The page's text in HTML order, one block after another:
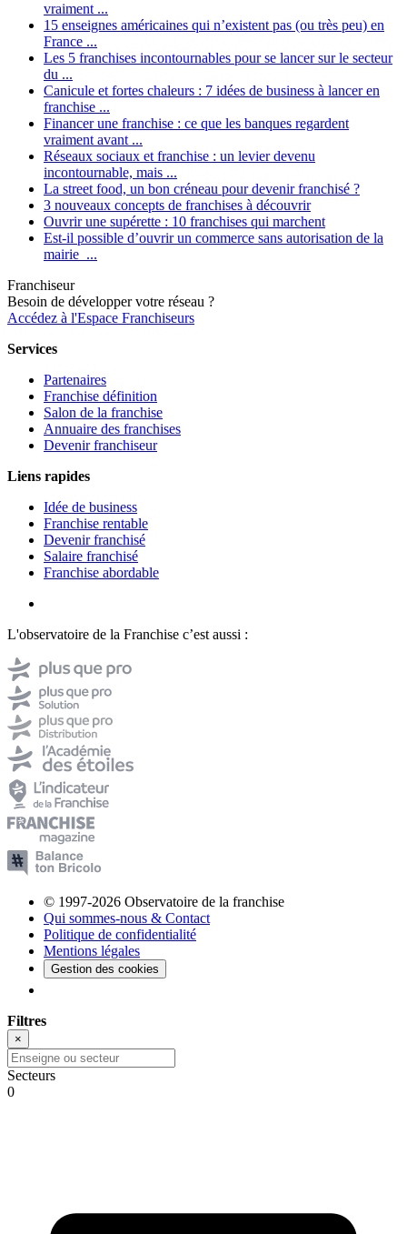
vraiment ...
15 enseignes américaines qui n’existent pas (ou très peu) en
France ...
Les 5 franchises incontournables pour se lancer sur le secteur
du ...
Canicule et fortes chaleurs : 7 idées de business à lancer en
franchise ...
Financer une franchise : ce que les banques regardent
vraiment avant ...
Réseaux sociaux et franchise : un levier devenu
incontournable, mais ...
La street food, un bon créneau pour devenir franchisé ?
3 nouveaux concepts de franchises à découvrir
Ouvrir une supérette : 10 franchises qui marchent
Est-il possible d’ouvrir un commerce sans autorisation de la
mairie ...
Franchiseur
Besoin de développer votre réseau ?
Accédez à l'Espace Franchiseurs
Services
Partenaires
Franchise définition
Salon de la franchise
Annuaire des franchises
Devenir franchiseur
Liens rapides
Idée de business
Franchise rentable
Devenir franchisé
Salaire franchisé
Franchise abordable
L'observatoire de la Franchise c’est aussi :
© 1997-2026 Observatoire de la franchise
Qui sommes-nous & Contact
Politique de confidentialité
Mentions légales
Gestion des cookies
Filtres
×
Secteurs
0